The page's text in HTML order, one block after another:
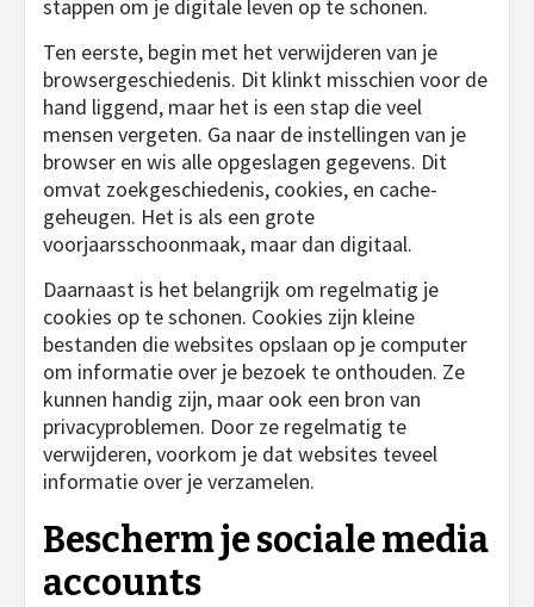
stappen om je digitale leven op te schonen.
Ten eerste, begin met het verwijderen van je
browsergeschiedenis. Dit klinkt misschien voor de
hand liggend, maar het is een stap die veel
mensen vergeten. Ga naar de instellingen van je
browser en wis alle opgeslagen gegevens. Dit
omvat zoekgeschiedenis, cookies, en cache-
geheugen. Het is als een grote
voorjaarsschoonmaak, maar dan digitaal.
Daarnaast is het belangrijk om regelmatig je
cookies op te schonen. Cookies zijn kleine
bestanden die websites opslaan op je computer
om informatie over je bezoek te onthouden. Ze
kunnen handig zijn, maar ook een bron van
privacyproblemen. Door ze regelmatig te
verwijderen, voorkom je dat websites teveel
informatie over je verzamelen.
Bescherm je sociale media
accounts